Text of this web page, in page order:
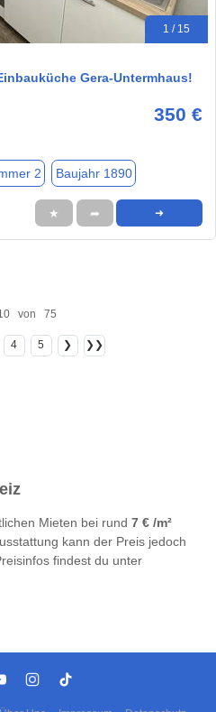
1 / 15
Gera-Untermhaus!
350 €
2 Baujahr 1890
★ ➦ ➜
von 75
4 5 ❯ ❯❯
Mieten bei rund 7 € /m²
kann der Preis jedoch
findest du unter